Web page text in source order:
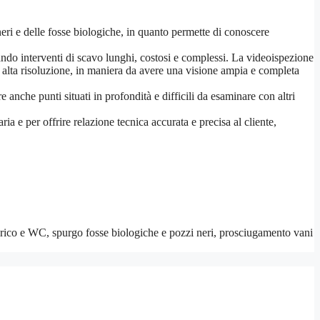
e delle fosse biologiche, in quanto permette di conoscere
interventi di scavo lunghi, costosi e complessi. La videoispezione
risoluzione, in maniera da avere una visione ampia e completa
anche punti situati in profondità e difficili da esaminare con altri
e per offrire relazione tecnica accurata e precisa al cliente,
e WC, spurgo fosse biologiche e pozzi neri, prosciugamento vani